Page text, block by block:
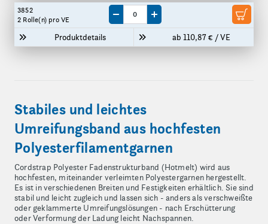
3852
2 Rolle(n) pro VE
Produktdetails ab 110,87 € / VE
Menge um eine VE reduzieren
Menge um eine VE erhöhen
Stabiles und leichtes
Umreifungsband aus hochfesten
Polyesterfilamentgarnen
Cordstrap Polyester Fadenstrukturband (Hotmelt) wird aus
hochfesten, miteinander verleimten Polyestergarnen hergestellt.
Es ist in verschiedenen Breiten und Festigkeiten erhältlich. Sie sind
stabil und leicht zugleich und lassen sich - anders als verschweißte
oder geklammerte Umreifungslösungen - nach Erschütterung
oder Verformung der Ladung leicht Nachspannen.